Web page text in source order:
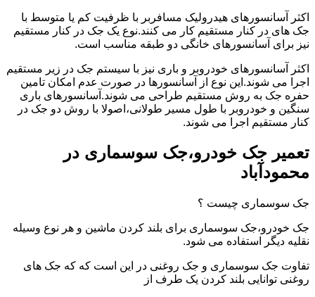
اکثر آسانسورهای هیدرولیک مسافربر با ظرفیت کم یا متوسط با
جک های در کنار مستقیم کار می کنند.نوع یک جک در کنار مستقیم
نیز برای آسانسورهای خانگی دو طبقه مناسب است.
اکثر آسانسورهای خودروبر و باری نیز با سیستم جک در زیر مستقیم
اجرا می شوند.این نوع از آسانسورها در صورت عدم امکان تامین
حفره جک به روش مستقیم طراحی می شوند.آسانسورهای باری
سنگین و خودروبر با طول مسیر طولانی،اصولا با روش دو جک در
کنار مستقیم اجرا می شوند.
تعمیر جک خودرو،جک سوسماری در
محمودآباد
جک سوسماری چیست ؟
جک خودرو،جک سوسماری برای بلند کردن ماشین و هر نوع وسیله
نقلیه دیگر استفاده می شود.
تفاوت جک سوسماری و جک روغنی در این است که که جک های
روغنی توانایی بلند کردن یک طرف از